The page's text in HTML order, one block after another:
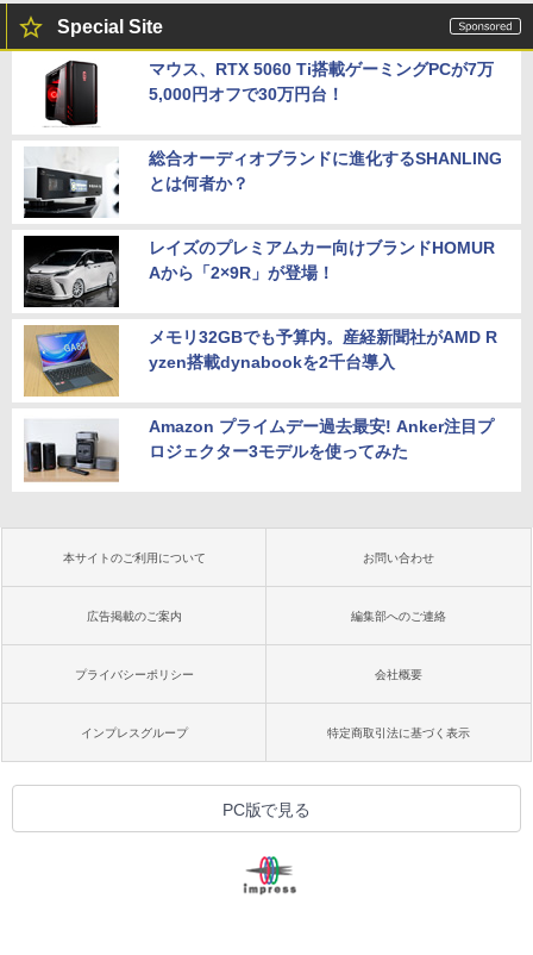
Special Site
マウス、RTX 5060 Ti搭載ゲーミングPCが7万
5,000円オフで30万円台！
総合オーディオブランドに進化するSHANLING
とは何者か？
レイズのプレミアムカー向けブランドHOMUR
Aから「2×9R」が登場！
メモリ32GBでも予算内。産経新聞社がAMD R
yzen搭載dynabookを2千台導入
Amazon プライムデー過去最安! Anker注目プ
ロジェクター3モデルを使ってみた
本サイトのご利用について お問い合わせ
広告掲載のご案内 編集部へのご連絡
プライバシーポリシー 会社概要
インプレスグループ 特定商取引法に基づく表示
PC版で見る